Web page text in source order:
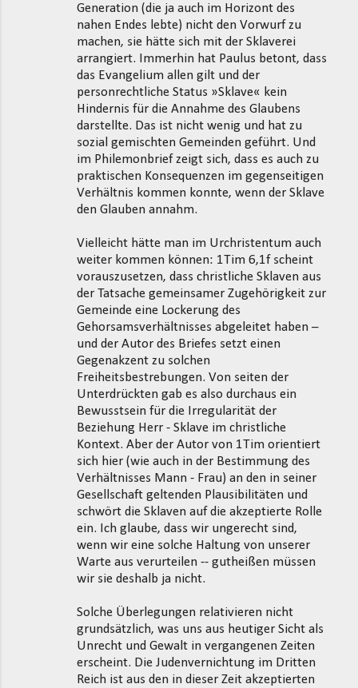
Generation (die ja auch im Horizont des
nahen Endes lebte) nicht den Vorwurf zu
machen, sie hätte sich mit der Sklaverei
arrangiert. Immerhin hat Paulus betont, dass
das Evangelium allen gilt und der
personrechtliche Status »Sklave« kein
Hindernis für die Annahme des Glaubens
darstellte. Das ist nicht wenig und hat zu
sozial gemischten Gemeinden geführt. Und
im Philemonbrief zeigt sich, dass es auch zu
praktischen Konsequenzen im gegenseitigen
Verhältnis kommen konnte, wenn der Sklave
den Glauben annahm.
Vielleicht hätte man im Urchristentum auch
weiter kommen können: 1Tim 6,1f scheint
vorauszusetzen, dass christliche Sklaven aus
der Tatsache gemeinsamer Zugehörigkeit zur
Gemeinde eine Lockerung des
Gehorsamsverhältnisses abgeleitet haben –
und der Autor des Briefes setzt einen
Gegenakzent zu solchen
Freiheitsbestrebungen. Von seiten der
Unterdrückten gab es also durchaus ein
Bewusstsein für die Irregularität der
Beziehung Herr - Sklave im christliche
Kontext. Aber der Autor von 1Tim orientiert
sich hier (wie auch in der Bestimmung des
Verhältnisses Mann - Frau) an den in seiner
Gesellschaft geltenden Plausibilitäten und
schwört die Sklaven auf die akzeptierte Rolle
ein. Ich glaube, dass wir ungerecht sind,
wenn wir eine solche Haltung von unserer
Warte aus verurteilen -- gutheißen müssen
wir sie deshalb ja nicht.
Solche Überlegungen relativieren nicht
grundsätzlich, was uns aus heutiger Sicht als
Unrecht und Gewalt in vergangenen Zeiten
erscheint. Die Judenvernichtung im Dritten
Reich ist aus den in dieser Zeit akzeptierten